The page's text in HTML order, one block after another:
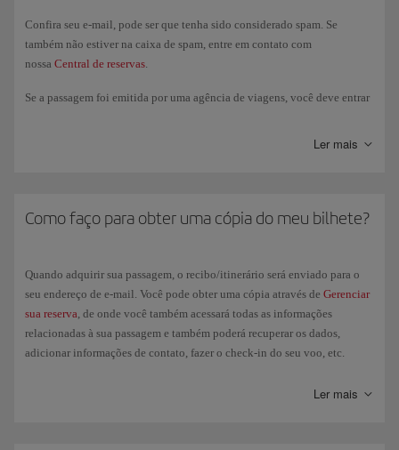
Você saberá, após a aquisição da sua passagem em classe Economy e a
partir do Gerenciamento de reservas ou do Check-in, se é elegível a
Confira seu e-mail, pode ser que tenha sido considerado spam. Se
também não estiver na caixa de spam, entre em contato com
nossa Central de reservas.
Se a passagem foi emitida por uma agência de viagens, você deve entrar
Ler mais
Como faço para obter uma cópia do meu bilhete?
Quando adquirir sua passagem, o recibo/itinerário será enviado para o
seu endereço de e-mail. Você pode obter uma cópia através de Gerenciar
sua reserva, de onde você também acessará todas as informações
relacionadas à sua passagem e também poderá recuperar os dados,
adicionar informações de contato, fazer o check-in do seu voo, etc.
Ler mais